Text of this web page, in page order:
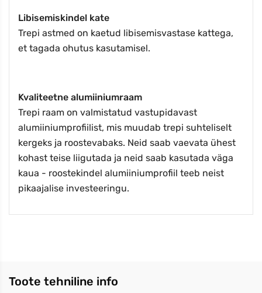
Libisemiskindel kate
Trepi astmed on kaetud libisemisvastase kattega,
et tagada ohutus kasutamisel.
Kvaliteetne alumiiniumraam
Trepi raam on valmistatud vastupidavast
alumiiniumprofiilist, mis muudab trepi suhteliselt
kergeks ja roostevabaks. Neid saab vaevata ühest
kohast teise liigutada ja neid saab kasutada väga
kaua - roostekindel alumiiniumprofiil teeb neist
pikaajalise investeeringu.
Toote tehniline info